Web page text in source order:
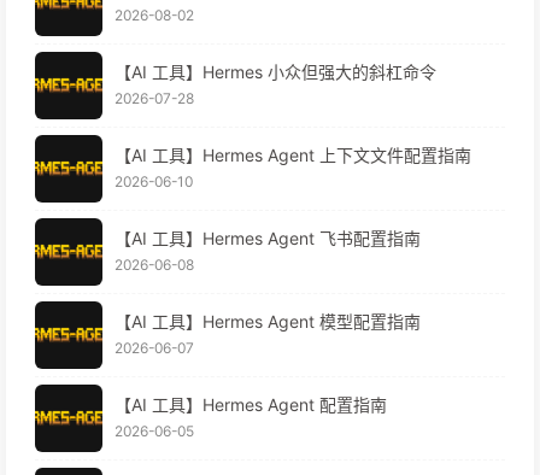
2026-08-02
【AI 工具】Hermes 小众但强大的斜杠命令
2026-07-28
【AI 工具】Hermes Agent 上下文文件配置指南
2026-06-10
【AI 工具】Hermes Agent 飞书配置指南
2026-06-08
【AI 工具】Hermes Agent 模型配置指南
2026-06-07
【AI 工具】Hermes Agent 配置指南
2026-06-05